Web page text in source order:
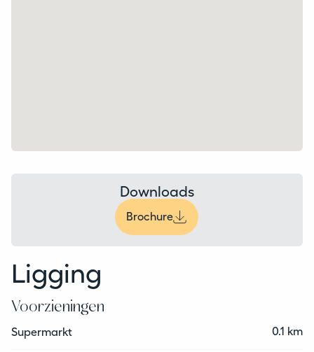
Downloads
Brochure
Ligging
Voorzieningen
Supermarkt 0.1 km